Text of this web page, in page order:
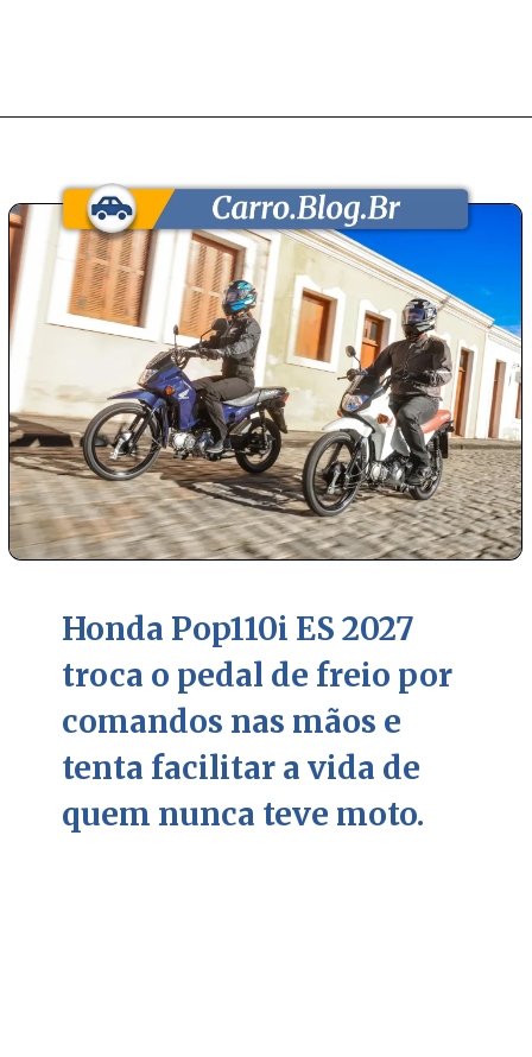
Honda Pop110i ES 2027
troca o pedal de freio por
comandos nas mãos e
tenta facilitar a vida de
quem nunca teve moto.